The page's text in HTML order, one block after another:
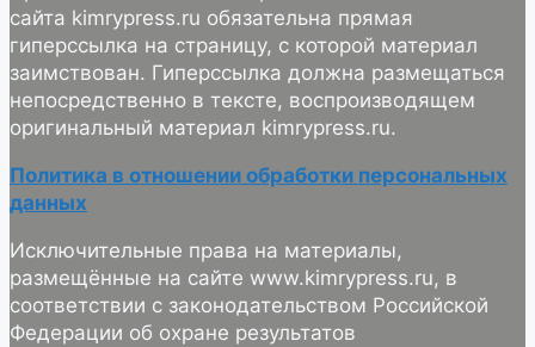
сайта kimrypress.ru обязательна прямая
гиперссылка на страницу, с которой материал
заимствован. Гиперссылка должна размещаться
непосредственно в тексте, воспроизводящем
оригинальный материал kimrypress.ru.
Политика в отношении обработки персональных
данных
Исключительные права на материалы,
размещённые на сайте www.kimrypress.ru, в
соответствии с законодательством Российской
Федерации об охране результатов